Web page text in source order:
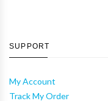
SUPPORT
My Account
Track My Order